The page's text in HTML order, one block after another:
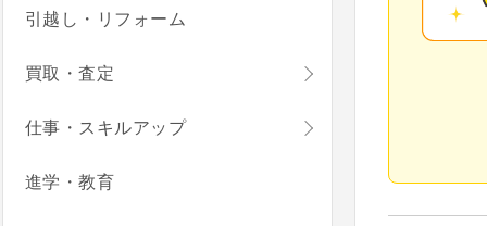
引越し・リフォーム
買取・査定
仕事・スキルアップ
進学・教育